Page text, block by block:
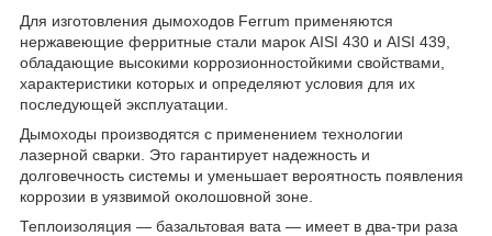
Для изготовления дымоходов Ferrum применяются
нержавеющие ферритные стали марок AISI 430 и AISI 439,
обладающие высокими коррозионностойкими свойствами,
характеристики которых и определяют условия для их
последующей эксплуатации.
Дымоходы производятся с применением технологии
лазерной сварки. Это гарантирует надежность и
долговечность системы и уменьшает вероятность появления
коррозии в уязвимой околошовной зоне.
Теплоизоляция — базальтовая вата — имеет в два-три раза